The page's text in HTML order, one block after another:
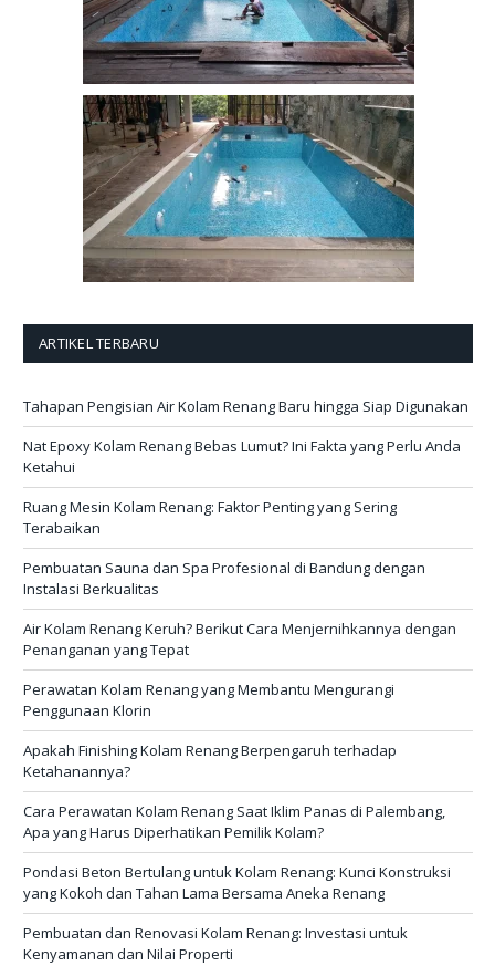
ARTIKEL TERBARU
Tahapan Pengisian Air Kolam Renang Baru hingga Siap Digunakan
Nat Epoxy Kolam Renang Bebas Lumut? Ini Fakta yang Perlu Anda
Ketahui
Ruang Mesin Kolam Renang: Faktor Penting yang Sering
Terabaikan
Pembuatan Sauna dan Spa Profesional di Bandung dengan
Instalasi Berkualitas
Air Kolam Renang Keruh? Berikut Cara Menjernihkannya dengan
Penanganan yang Tepat
Perawatan Kolam Renang yang Membantu Mengurangi
Penggunaan Klorin
Apakah Finishing Kolam Renang Berpengaruh terhadap
Ketahanannya?
Cara Perawatan Kolam Renang Saat Iklim Panas di Palembang,
Apa yang Harus Diperhatikan Pemilik Kolam?
Pondasi Beton Bertulang untuk Kolam Renang: Kunci Konstruksi
yang Kokoh dan Tahan Lama Bersama Aneka Renang
Pembuatan dan Renovasi Kolam Renang: Investasi untuk
Kenyamanan dan Nilai Properti